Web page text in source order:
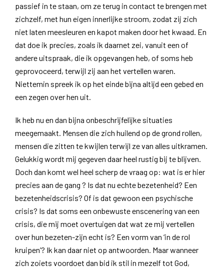
passief in te staan, om ze terug in contact te brengen met
zichzelf, met hun eigen innerlijke stroom, zodat zij zich
niet laten meesleuren en kapot maken door het kwaad. En
dat doe ik precies, zoals ik daarnet zei, vanuit een of
andere uitspraak, die ik opgevangen heb, of soms heb
geprovoceerd, terwijl zij aan het vertellen waren.
Niettemin spreek ik op het einde bijna altijd een gebed en
een zegen over hen uit.
Ik heb nu en dan bijna onbeschrijfelijke situaties
meegemaakt. Mensen die zich huilend op de grond rollen,
mensen die zitten te kwijlen terwijl ze van alles uitkramen.
Gelukkig wordt mij gegeven daar heel rustig bij te blijven.
Doch dan komt wel heel scherp de vraag op: wat is er hier
precies aan de gang ? Is dat nu echte bezetenheid? Een
bezetenheidscrisis? Of is dat gewoon een psychische
crisis? Is dat soms een onbewuste enscenering van een
crisis, die mij moet overtuigen dat wat ze mij vertellen
over hun bezeten-zijn echt is? Een vorm van ‘in de rol
kruipen’? Ik kan daar niet op antwoorden. Maar wanneer
zich zoiets voordoet dan bid ik stil in mezelf tot God,